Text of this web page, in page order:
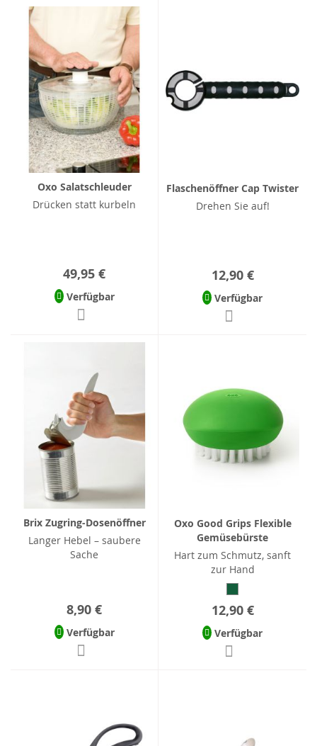
Oxo Salatschleuder
Drücken statt kurbeln
49,95 €
Verfügbar
Flaschenöffner Cap Twister
Drehen Sie auf!
12,90 €
Verfügbar
Brix Zugring-Dosenöffner
Langer Hebel – saubere
Sache
8,90 €
Verfügbar
Oxo Good Grips Flexible
Gemüsebürste
Hart zum Schmutz, sanft
zur Hand
12,90 €
Verfügbar